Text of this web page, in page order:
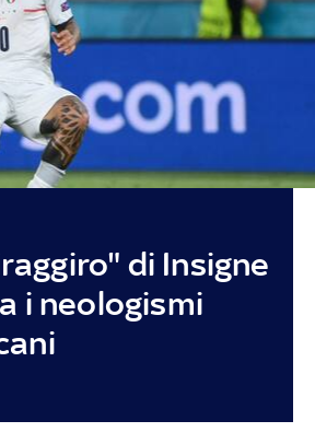
di Insigne
i neologismi